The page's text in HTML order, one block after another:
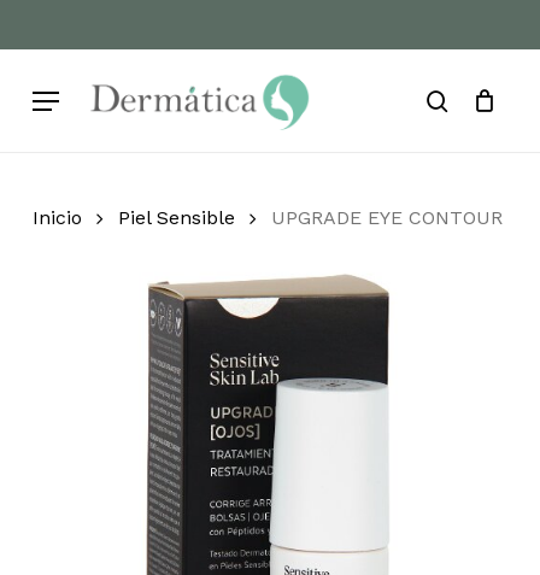
to
content
Menu search
Cart Close
Inicio Piel Sensible UPGRADE EYE CONTOUR